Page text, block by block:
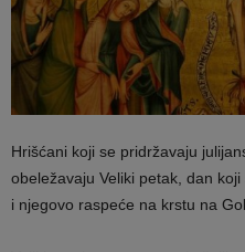
Hrišćani koji se pridržavaju
obeležavaju Veliki petak, dan
i njegovo raspeće na krstu na